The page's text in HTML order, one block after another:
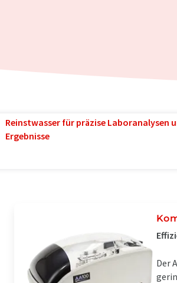
Reinstwasser für präzise Laboranalysen
Ergebnisse
Der